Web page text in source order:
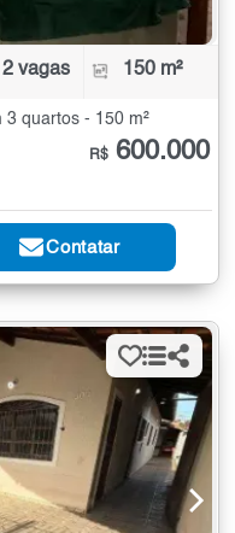
2 vagas 150 m²
3 quartos - 150 m²
R$ 600.000
Contatar